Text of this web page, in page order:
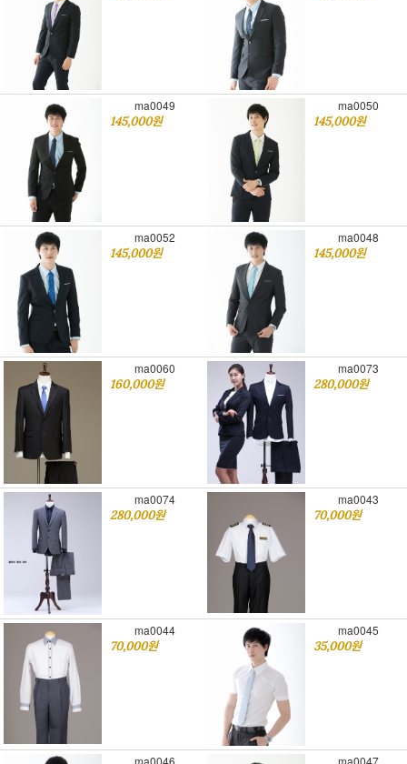
ma0049
145,000원
ma0050
145,000원
ma0052
145,000원
ma0048
145,000원
ma0060
160,000원
ma0073
280,000원
ma0074
280,000원
ma0043
70,000원
ma0044
70,000원
ma0045
35,000원